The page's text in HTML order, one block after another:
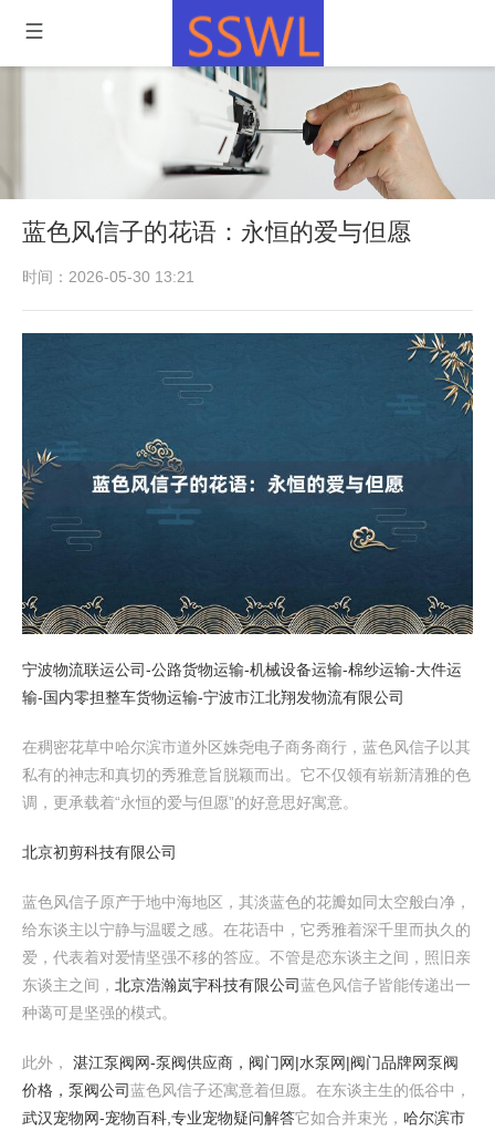
蓝色风信子的花语：永恒的爱与但愿
时间：2026-05-30 13:21
宁波物流联运公司-公路货物运输-机械设备运输-棉纱运输-大件运
输-国内零担整车货物运输-宁波市江北翔发物流有限公司
在稠密花草中哈尔滨市道外区姝尧电子商务商行，蓝色风信子以其
私有的神志和真切的秀雅意旨脱颖而出。它不仅领有崭新清雅的色
调，更承载着“永恒的爱与但愿”的好意思好寓意。
北京初剪科技有限公司
蓝色风信子原产于地中海地区，其淡蓝色的花瓣如同太空般白净，
给东谈主以宁静与温暖之感。在花语中，它秀雅着深千里而执久的
爱，代表着对爱情坚强不移的答应。不管是恋东谈主之间，照旧亲
东谈主之间， 北京浩瀚岚宇科技有限公司蓝色风信子皆能传递出一
种蔼可是坚强的模式。
此外， 湛江泵阀网-泵阀供应商，阀门网|水泵网|阀门品牌网泵阀
价格，泵阀公司蓝色风信子还寓意着但愿。在东谈主生的低谷中，
武汉宠物网-宠物百科,专业宠物疑问解答它如合并束光， 哈尔滨市